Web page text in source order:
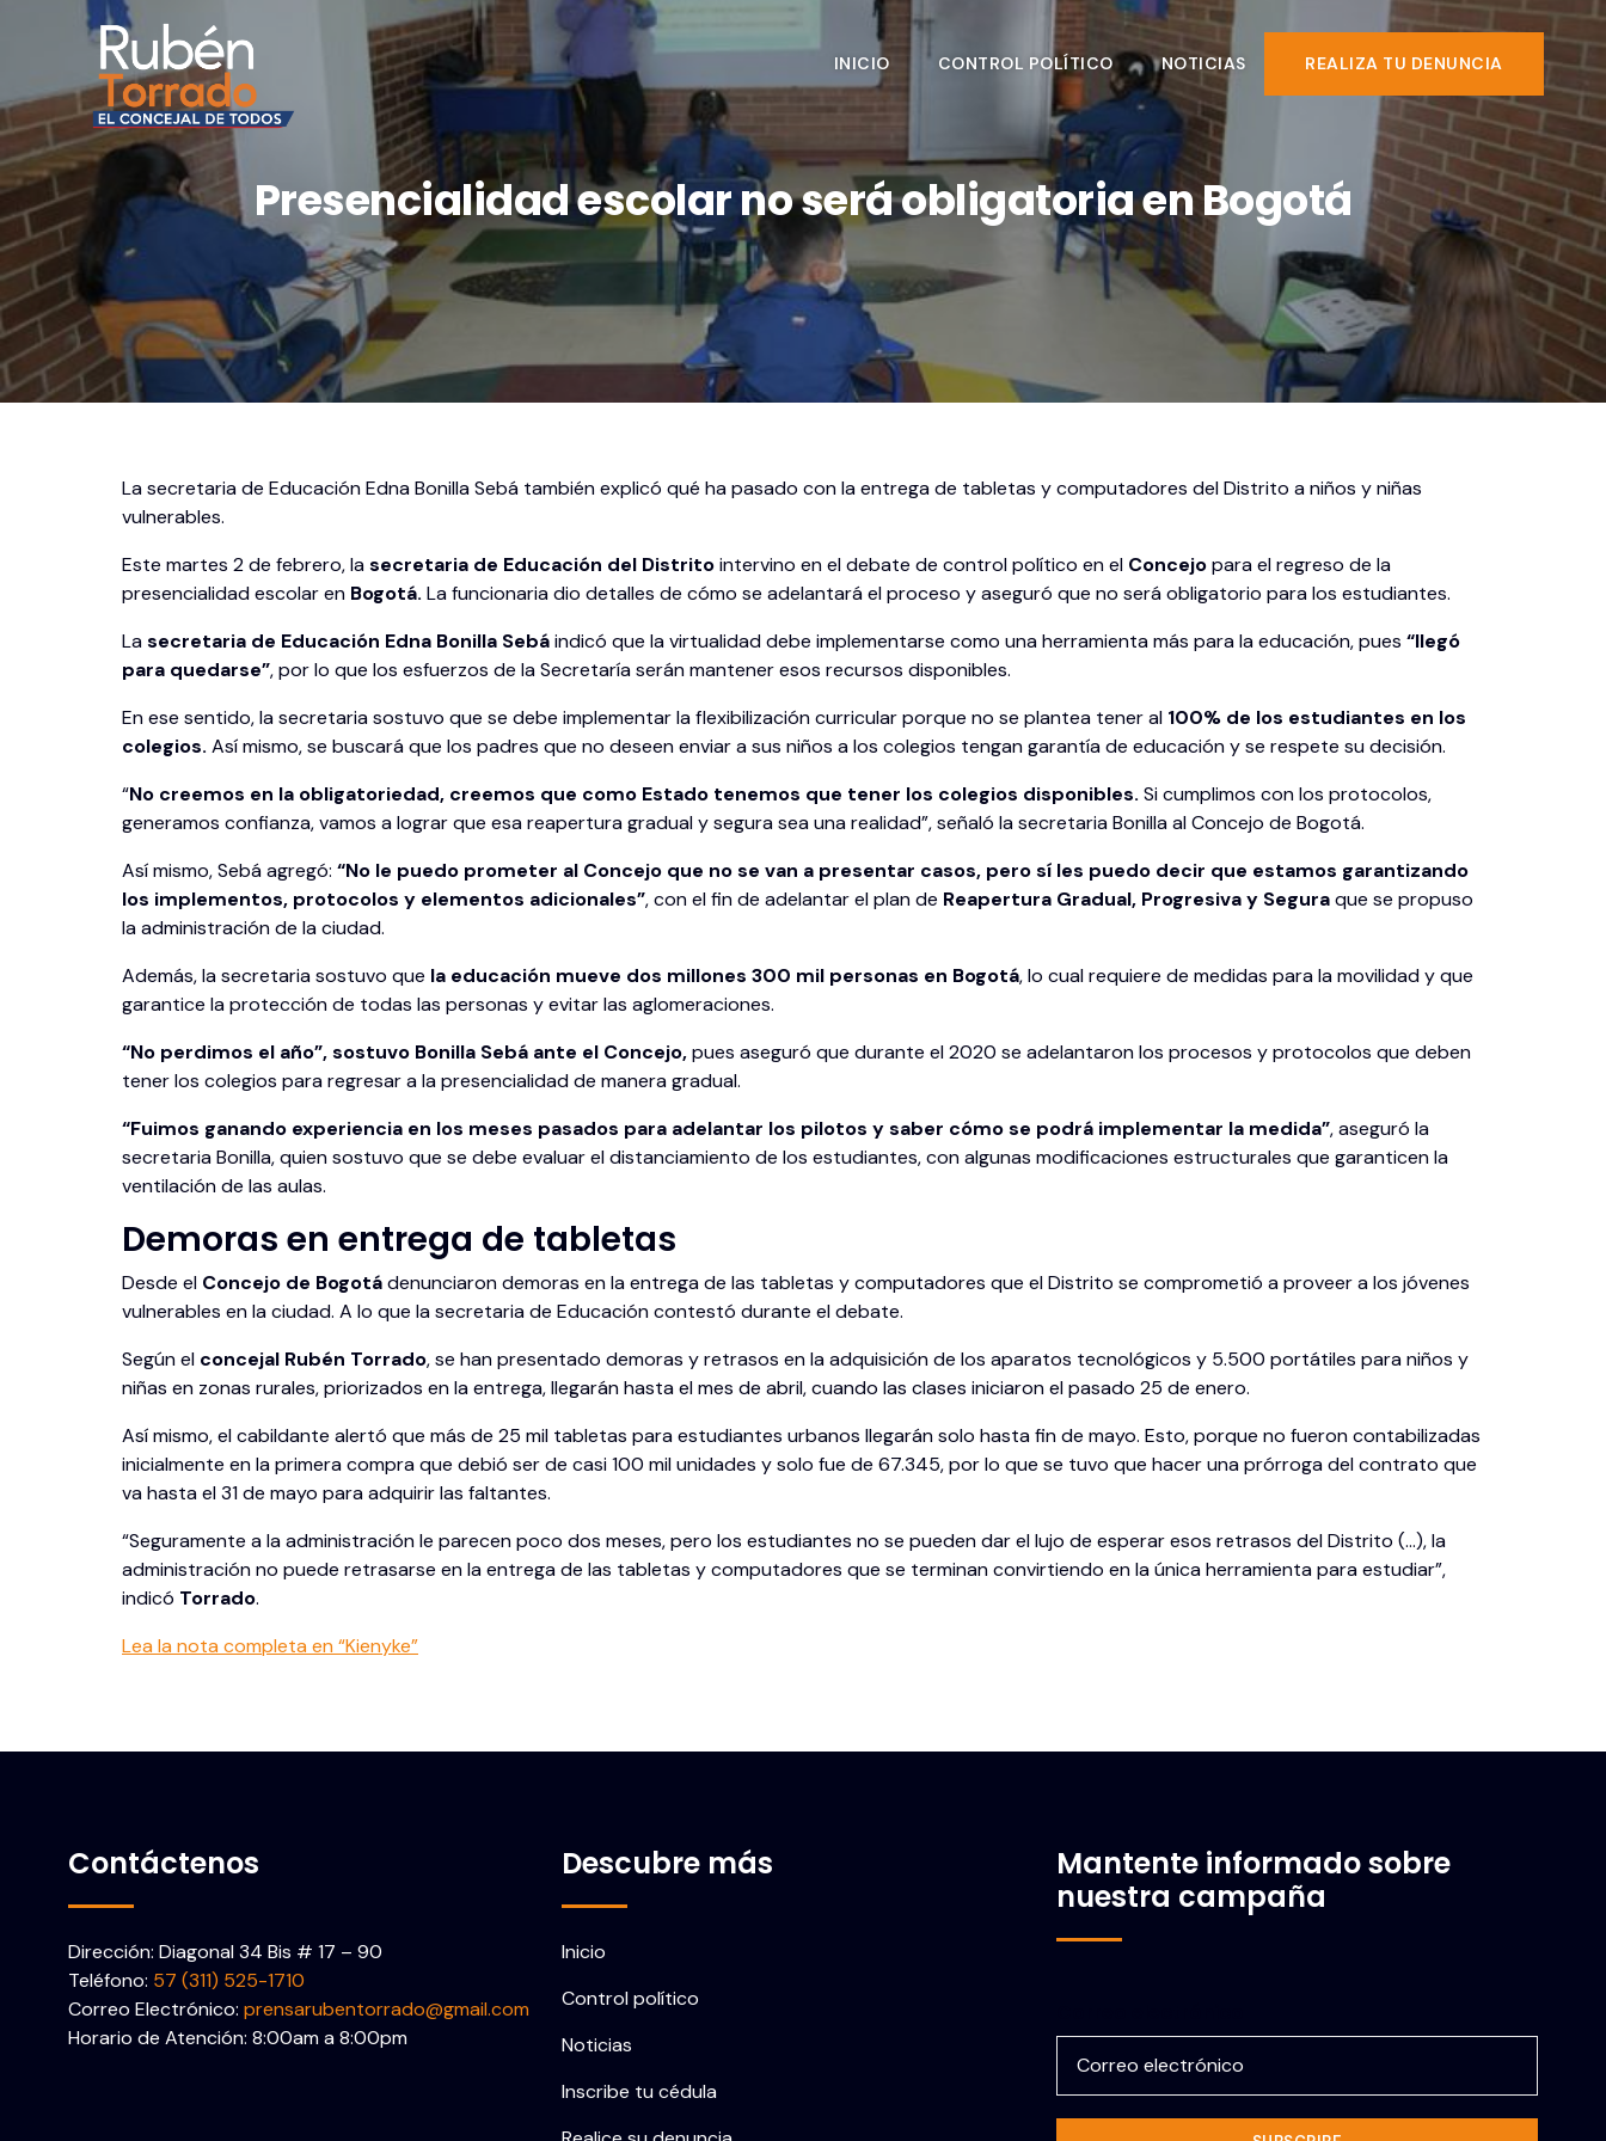
INICIO CONTROL POLÍTICO NOTICIAS REALIZA TU DENUNCIA
Presencialidad escolar no será obligatoria en Bogotá
La secretaria de Educación Edna Bonilla Sebá también explicó qué ha pasado con la entrega de tabletas y computadores del Distrito a niños y niñas
vulnerables.
Este martes 2 de febrero, lasecretaria de Educación del Distritointervino en el debate de control político en el Concejopara el regreso de la
presencialidad escolar en Bogotá. La funcionaria dio detalles de cómo se adelantará el proceso y aseguró que no será obligatorio para los estudiantes.
Lasecretaria de Educación Edna Bonilla Sebáindicó que la virtualidad debe implementarse como una herramienta más para la educación, pues “llegó
para quedarse”, por lo que los esfuerzos de la Secretaría serán mantener esos recursos disponibles.
En ese sentido, la secretaria sostuvo que se debe implementar la flexibilización curricular porque no se plantea tener al 100% de los estudiantes en los
colegios. Así mismo, se buscará que los padres que no deseen enviar a sus niños a los colegios tengan garantía de educación y se respete su decisión.
“No creemos en la obligatoriedad, creemos que como Estado tenemos que tener los colegios disponibles. Si cumplimos con los protocolos,
generamos confianza, vamos a lograr que esa reapertura gradual y segura sea una realidad”, señaló la secretaria Bonilla al Concejo de Bogotá.
Así mismo, Sebá agregó: “No le puedo prometer al Concejo que no se van a presentar casos, pero sí les puedo decir que estamos garantizando
los implementos, protocolos y elementos adicionales”, con el fin de adelantar el plan de Reapertura Gradual, Progresiva y Seguraque se propuso
la administración de la ciudad.
Además, la secretaria sostuvo que la educación mueve dos millones 300 mil personas en Bogotá, lo cual requiere de medidas para la movilidad y que
garantice la protección de todas las personas y evitar las aglomeraciones.
“No perdimos el año”, sostuvo Bonilla Sebá ante el Concejo,pues aseguró que durante el 2020 se adelantaron los procesos y protocolos que deben
tener los colegios para regresar a la presencialidad de manera gradual.
“Fuimos ganando experiencia en los meses pasados para adelantar los pilotos y saber cómo se podrá implementar la medida”, aseguró la
secretaria Bonilla, quien sostuvo que se debe evaluar el distanciamiento de los estudiantes, con algunas modificaciones estructurales que garanticen la
ventilación de las aulas.
Demoras en entrega de tabletas
Desde el Concejo de Bogotádenunciaron demoras en la entrega de las tabletas y computadores que el Distrito se comprometió a proveer a los jóvenes
vulnerables en la ciudad. A lo que la secretaria de Educación contestó durante el debate.
Según el concejal Rubén Torrado, se han presentado demoras y retrasos en la adquisición de los aparatos tecnológicos y 5.500 portátiles para niños y
niñas en zonas rurales, priorizados en la entrega, llegarán hasta el mes de abril, cuando las clases iniciaron el pasado 25 de enero.
Así mismo, el cabildante alertó que más de 25 mil tabletas para estudiantes urbanos llegarán solo hasta fin de mayo. Esto, porque no fueron contabilizadas
inicialmente en la primera compra que debió ser de casi 100 mil unidades y solo fue de 67.345, por lo que se tuvo que hacer una prórroga del contrato que
va hasta el 31 de mayo para adquirir las faltantes.
“Seguramente a la administración le parecen poco dos meses, pero los estudiantes no se pueden dar el lujo de esperar esos retrasos del Distrito (…), la
administración no puede retrasarse en la entrega de las tabletas y computadores que se terminan convirtiendo en la única herramienta para estudiar”,
indicó Torrado.
Lea la nota completa en “Kienyke”
Contáctenos
Dirección: Diagonal 34 Bis # 17 – 90
Teléfono: 57 (311) 525-1710
Correo Electrónico: prensarubentorrado@gmail.com
Horario de Atención: 8:00am a 8:00pm
Descubre más
Inicio
Control político
Noticias
Inscribe tu cédula
Mantente informado sobre
nuestra campaña